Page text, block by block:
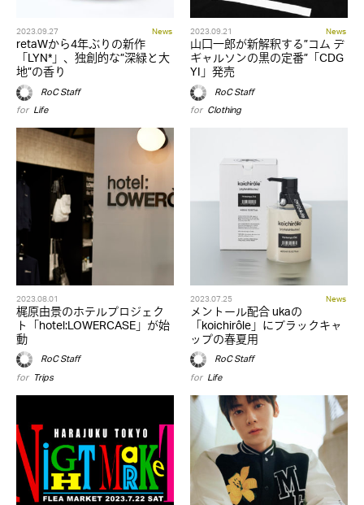
2023.09.27 News
retaWから4年ぶりの新作
「LYN*」、独創的な”深緑と大
地”の香り
RoC Staff
for Life
2023.09.21 News
山口一郎が新解釈する”コム デ
ギャルソンの黒の定番”「CDG
YI」発売
RoC Staff
for Clothing
2023.08.01
梶原由景のホテルプロジェク
ト「hotel:LOWERCASE」が始
動
RoC Staff
for Trips
2023.07.25 News
メントール配合 ukaの
「koichirôle」にブラックキャ
ップの春夏用
RoC Staff
for Life